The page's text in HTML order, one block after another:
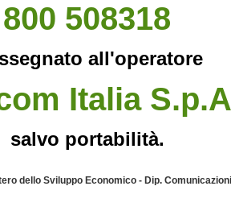
800 508318
all'operatore
Italia
salvo portabilità.
dello Sviluppo Economico - Dip. Comunicazioni